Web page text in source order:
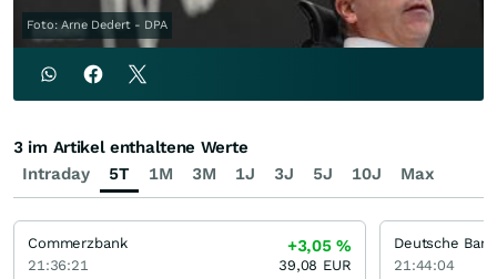
Foto: Arne Dedert - DPA
Intraday 5T 1M 3M 1J 3J 5J 10J Max
3 im Artikel enthaltene Werte
Commerzbank
21:36:21
+3,05%
39,08 EUR
Deutsche Bank
21:44:04